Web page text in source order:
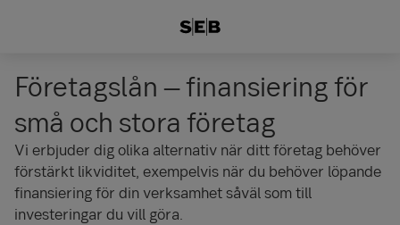
Företagslån – finansiering för
små och stora företag
Vi erbjuder dig olika alternativ när ditt företag behöver
förstärkt likviditet, exempelvis när du behöver löpande
finansiering för din verksamhet såväl som till
investeringar du vill göra.